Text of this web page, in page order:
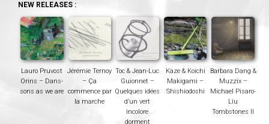
NEW RELEASES :
Lauro Pruvost
Orins – Dans-
sons as we are
Jérémie Ternoy
– Ça
commence par
la marche
Toc & Jean-Luc
Guionnet –
Quelques idées
d’un vert
incolore
dorment
Kaze & Koichi
Makigami –
Shishiodoshi
Barbara Dang &
Muzzix –
Michael Pisaro-
Liu
Tombstones II